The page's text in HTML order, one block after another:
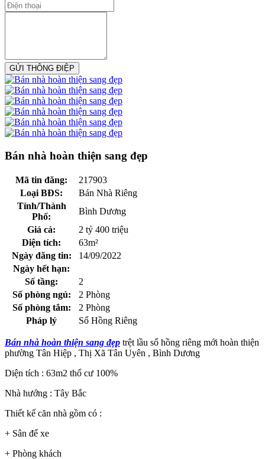
GỬI THÔNG ĐIỆP
Bán nhà hoàn thiện sang đẹp
Mã tin đăng:
217903
Loại BĐS:
Bán Nhà Riêng
Tỉnh/Thành
Phố:
Bình Dương
Giá cả:
2 tỷ 400 triệu
Diện tích:
63m²
Ngày đăng tin:
14/09/2022
Ngày hết hạn:
Số tầng:
2
Số phòng ngủ:
2 Phòng
Số phòng tắm:
2 Phòng
Pháp lý
Sổ Hồng Riêng
Bán nhà hoàn thiện sang đẹp trệt lầu sổ hồng riêng mới hoàn thiện
phường Tân Hiệp , Thị Xã Tân Uyên , Bình Dương
Diện tích : 63m2 thổ cư 100%
Nhà hướng : Tây Bắc
Thiết kế căn nhà gồm có :
+ Sân để xe
+ Phòng khách